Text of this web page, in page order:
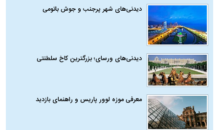
دیدنی‌های شهر پرجنب و جوش باتومی
دیدنی‌های ورسای؛ بزرگترین کاخ سلطنتی
معرفی موزه لوور پاریس و راهنمای بازدید